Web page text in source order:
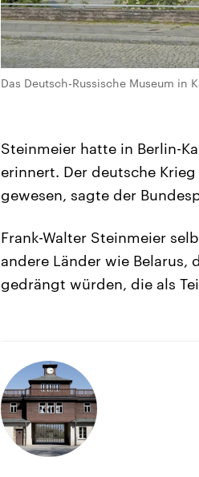
Das Deutsch-Russische Museum in
Steinmeier hatte in Berlin-
erinnert. Der deutsche
gewesen, sagte der
Frank-Walter Steinmeier
andere Länder wie Belarus,
gedrängt würden, die als